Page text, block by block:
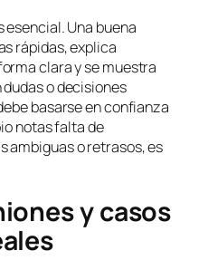
Una buena
rápidas, explica
clara y se muestra
o decisiones
basarse en confianza
notas falta de
ambiguas o retrasos, es
y casos